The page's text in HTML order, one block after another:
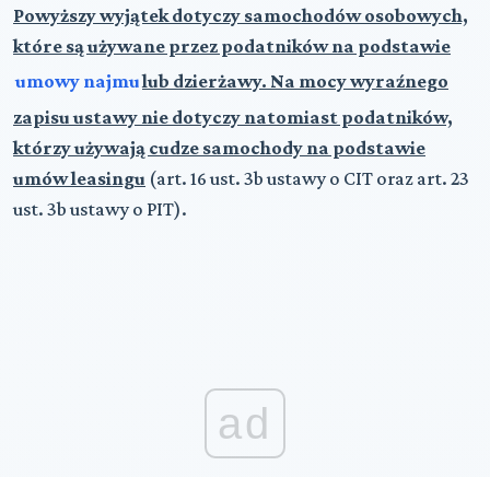
Powyższy wyjątek dotyczy samochodów osobowych,
które są używane przez podatników na podstawie
umowy najmulub dzierżawy. Na mocy wyraźnego
zapisu ustawy nie dotyczy natomiast podatników,
którzy używają cudze samochody na podstawie
umów leasingu (art. 16 ust. 3b ustawy o CIT oraz art. 23
ust. 3b ustawy o PIT).
ad